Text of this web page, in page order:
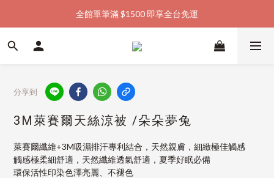
加入會員購物金  馬上領  馬上折
全館單筆滿 $1500 即享全台免運
加入會員購物金  馬上領  馬上折
分享到
3M萊賽爾天絲涼被 /朵朵夢兔
萊賽爾纖維+3M吸濕排汗專利結合，天然親膚，細緻極佳觸感
觸感極柔細舒適，天然纖維透氣舒適，夏季好眠必備
環保活性印染色澤亮麗、不褪色